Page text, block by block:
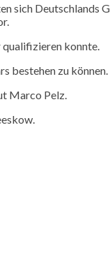
sich Deutschlands
qualifizieren konnte.
bestehen zu können.
Marco Pelz.